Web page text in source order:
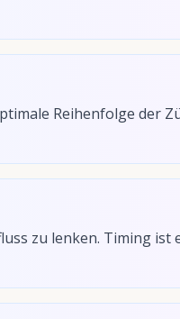
Reihenfolge der
zu lenken. Timing ist